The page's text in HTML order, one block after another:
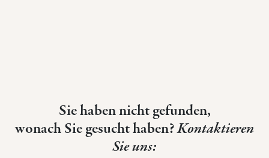
Sie haben nicht gefunden,
wonach Sie gesucht haben?Kontaktieren
Sie uns: